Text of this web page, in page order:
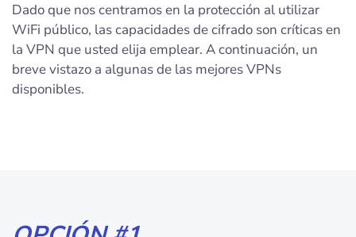
Dado que nos centramos en la protección al utilizar
WiFi público, las capacidades de cifrado son críticas en
la VPN que usted elija emplear. A continuación, un
breve vistazo a algunas de las mejores VPNs
disponibles.